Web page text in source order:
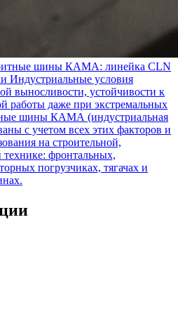
шины КАМА: линейка CLN
Индустриальные условия
выносливости, устойчивости к
работы даже при экстремальных
шины КАМА (индустриальная
с учетом всех этих факторов и
на строительной,
фронтальных,
погрузчиках, тягачах и